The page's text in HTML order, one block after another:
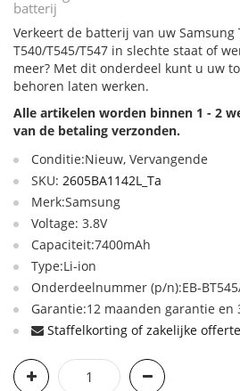
batterij
Verkeert de batterij van uw Samsung
T540/T545/T547 in slechte staat of
meer? Met dit onderdeel kunt u uw
behoren laten werken.
Alle artikelen worden binnen 1 - 2
van de betaling verzonden.
Conditie:Nieuw, Vervangende
SKU: 2605BA1142L_Ta
Merk:Samsung
Voltage: 3.8V
Capaciteit:7400mAh
Type:Li-ion
Onderdeelnummer (p/n):EB-
Garantie:12 maanden garantie en
Staffelkorting of zakelijke